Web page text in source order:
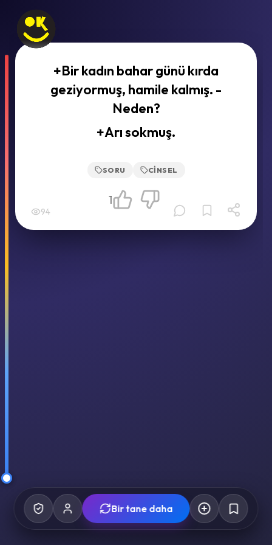
+Bir kadın bahar günü kırda
geziyormuş, hamile kalmış. -
Neden?
+Arı sokmuş.
SORU CINSEL
94
1
Bir tane daha